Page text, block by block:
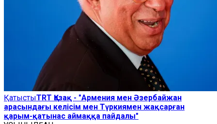
ҚатыстыTRT Қазақ - "Армения мен Әзербайжан
арасындағы келісім мен Түркиямен жақсарған
қарым-қатынас аймаққа пайдалы"